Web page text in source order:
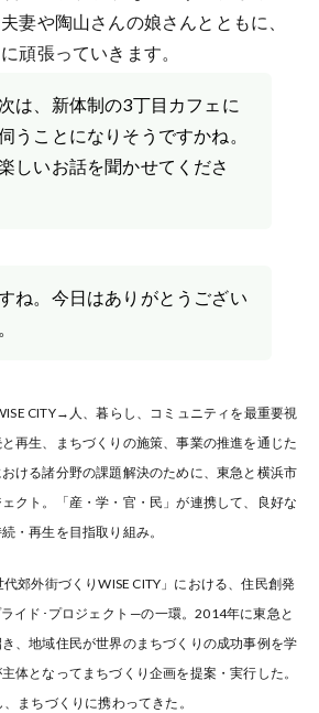
妻や陶山さんの娘さんとともに、
頑張っていきます。
は、新体制の3丁目カフェに
うことになりそうですかね。
しいお話を聞かせてくださ
ね。今日はありがとうござい
CITY→人、暮らし、コミュニティを最重要視
再生、まちづくりの施策、事業の推進を通じた
ける諸分野の課題解決のために、東急と横浜市
クト。「産・学・官・民」が連携して、良好な
・再生を目指取り組み。
郊外街づくりWISE CITY」における、住民創発
イド･プロジェクト ─の一環。2014年に東急と
、地域住民が世界のまちづくりの成功事例を学
体となってまちづくり企画を提案・実行した。
まちづくりに携わってきた。